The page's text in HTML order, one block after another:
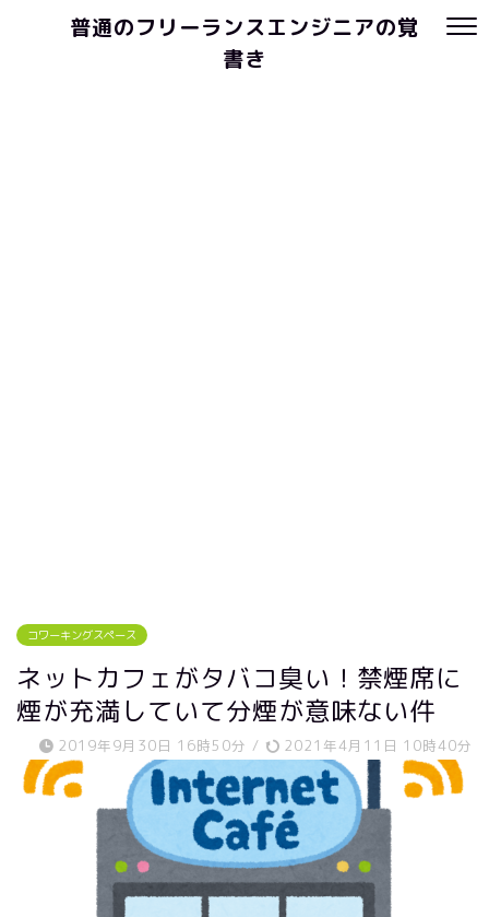
普通のフリーランスエンジニアの覚
書き
コワーキングスペース
ネットカフェがタバコ臭い！禁煙席に
煙が充満していて分煙が意味ない件
2019年9月30日 16時50分 / 2021年4月11日 10時40分